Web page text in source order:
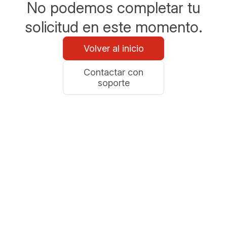
No podemos completar tu
solicitud en este momento.
Volver al inicio
Contactar con
soporte